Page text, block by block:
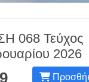
068 Τεύχος
2026